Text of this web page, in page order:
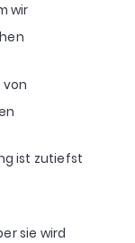
wir
von
ist zutiefst
sie wird